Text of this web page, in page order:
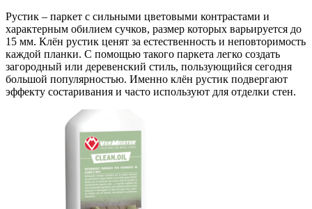
Рустик – паркет с сильными цветовыми контрастами и
характерным обилием сучков, размер которых варьируется до
15 мм. Клён рустик ценят за естественность и неповторимость
каждой планки. С помощью такого паркета легко создать
загородный или деревенский стиль, пользующийся сегодня
большой популярностью. Именно клён рустик подвергают
эффекту состаривания и часто используют для отделки стен.